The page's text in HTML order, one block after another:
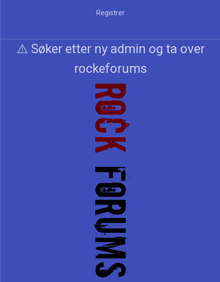
Registrer
⚠️ Søker etter ny admin og ta over
rockeforums